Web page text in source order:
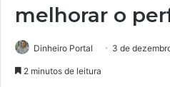
melhorar o
Dinheiro Portal 3 de
2 minutos de leitura